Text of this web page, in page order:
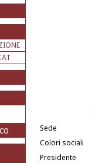
Sede
Colori sociali
Presidente